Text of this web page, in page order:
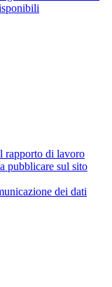
rapporto di lavoro
pubblicare sul sito
dei dati